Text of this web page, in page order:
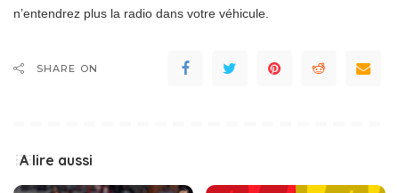
n’entendrez plus la radio dans votre véhicule.
SHARE ON
A lire aussi